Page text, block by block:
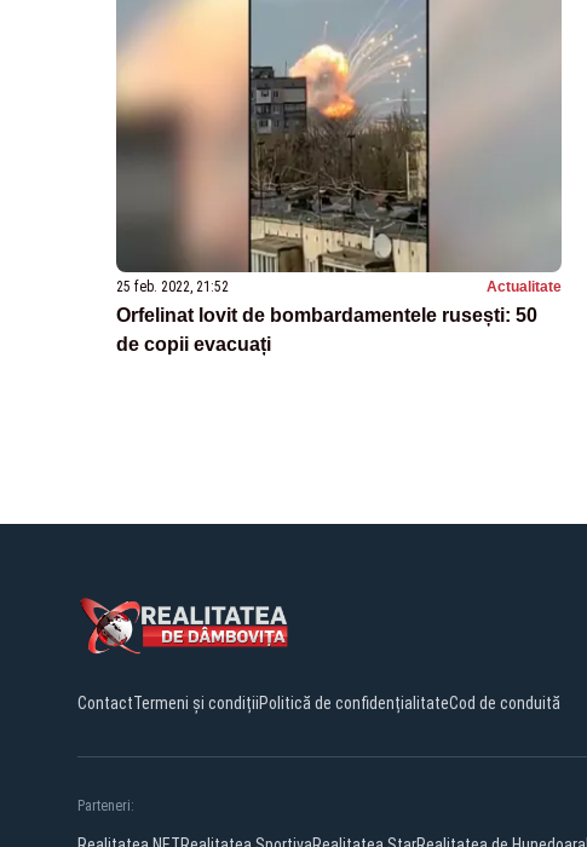
25 feb. 2022, 21:52 Actualitate
Orfelinat lovit de bombardamentele rusești: 50
de copii evacuați
ContactTermeni și condițiiPolitică de confidențialitateCod de conduită
Parteneri: